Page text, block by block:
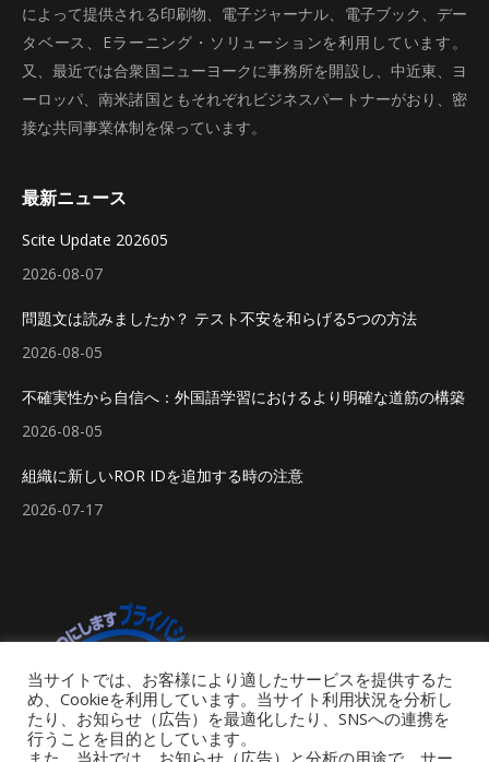
によって提供される印刷物、電子ジャーナル、電子ブック、デー
タベース、Eラーニング・ソリューションを利用しています。
又、最近では合衆国ニューヨークに事務所を開設し、中近東、ヨ
ーロッパ、南米諸国ともそれぞれビジネスパートナーがおり、密
接な共同事業体制を保っています。
最新ニュース
Scite Update 202605
2026-08-07
問題文は読みましたか？ テスト不安を和らげる5つの方法
2026-08-05
不確実性から自信へ：外国語学習におけるより明確な道筋の構築
2026-08-05
組織に新しいROR IDを追加する時の注意
2026-07-17
当サイトでは、お客様により適したサービスを提供するた
め、Cookieを利用しています。当サイト利用状況を分析し
たり、お知らせ（広告）を最適化したり、SNSへの連携を
行うことを目的としています。
また、当社では、お知らせ（広告）と分析の用途で、サー